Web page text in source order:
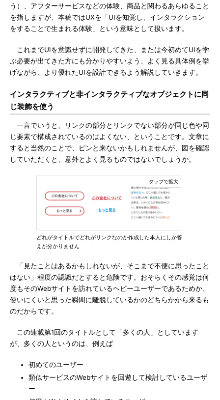
う）、アフターサービスなどの体験、商品と関わるあらゆること
を指しますが、本稿ではUXを「UIを知覚し、インタラクション
をすることで生まれる体験」という意味として扱います。
これまでUIを意識せずに開発してきた、または今初めてUIを学
ぶ必要が出てきた方にも分かりやすいよう、よく見る具体例を挙
げながら、より優れたUIを設計できるよう解説していきます。
インタラクティブと非インタラクティブなオブジェクトに同
じ装飾を使う
一言でいうと、リンクの部分とリンクでない部分が同じ色や同
じ要素で構成されているのはよくない、ということです。文章に
すると当然のことで、ピンと来ないかもしれませんが、図を確認
していただくと、意外とよく見るものではないでしょうか。
どれがタイトルでどれがリンクなのか作成した本人にしか答
えが分かりません
「見たことはあるかもしれないが、そこまで不便に思ったこと
はない」程度の認識だとすると危険です。おそらくその感覚は何
度もそのWebサイトを訪れているヘビーユーザーであるためか、
使いにくいと思った瞬間に離脱しているかのどちらかから来るも
のだからです。
この連載第1回のタイトルとして「多くの人」としています
が、多くの人というのは、例えば
初めてのユーザー
類似サービスのWebサイトを回遊して検討しているユーザ
ー